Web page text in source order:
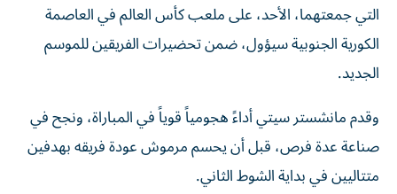
التي جمعتهما، الأحد، على ملعب كأس العالم في العاصمة
الكورية الجنوبية سيؤول، ضمن تحضيرات الفريقين للموسم
الجديد.
وقدم مانشستر سيتي أداءً هجومياً قوياً في المباراة، ونجح في
صناعة عدة فرص، قبل أن يحسم مرموش عودة فريقه بهدفين
متتاليين في بداية الشوط الثاني.